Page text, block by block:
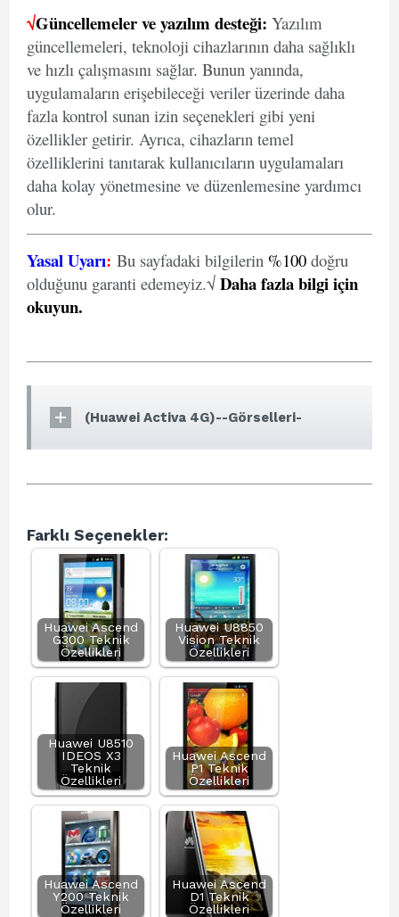
√Güncellemeler ve yazılım desteği: Yazılım
güncellemeleri, teknoloji cihazlarının daha sağlıklı
ve hızlı çalışmasını sağlar. Bunun yanında,
uygulamaların erişebileceği veriler üzerinde daha
fazla kontrol sunan izin seçenekleri gibi yeni
özellikler getirir. Ayrıca, cihazların temel
özelliklerini tanıtarak kullanıcıların uygulamaları
daha kolay yönetmesine ve düzenlemesine yardımcı
olur.
Yasal Uyarı: Bu sayfadaki bilgilerin %100 doğru
olduğunu garanti edemeyiz.√ Daha fazla bilgi için
okuyun.
(Huawei Activa 4G)--Görselleri-
Farklı Seçenekler:
Huawei Ascend
G300 Teknik
Özellikleri
Huawei U8850
Vision Teknik
Özellikleri
Huawei U8510
IDEOS X3
Teknik
Özellikleri
Huawei Ascend
P1 Teknik
Özellikleri
Huawei Ascend
Y200 Teknik
Özellikleri
Huawei Ascend
D1 Teknik
Özellikleri